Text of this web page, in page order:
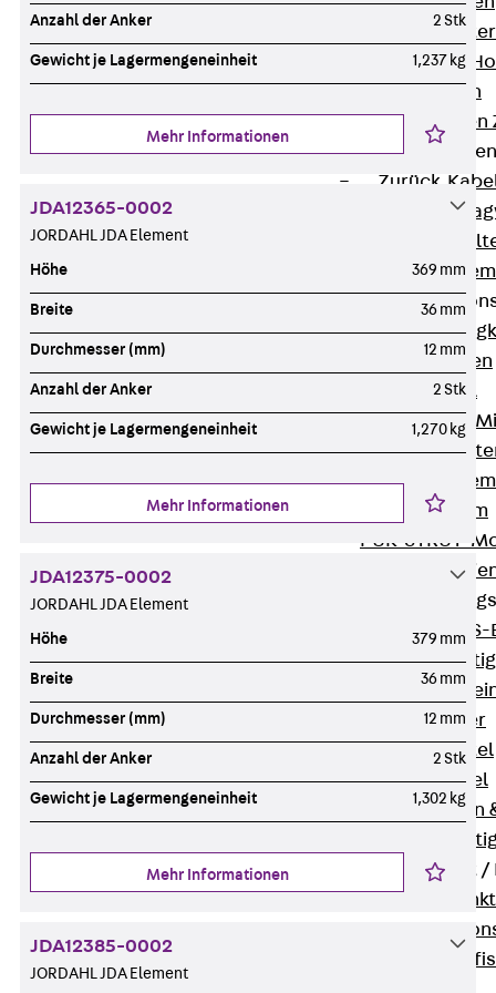
KH Kabelhalter
Hohlleiter-/
Kabelwannen
Kabelschellen
Zurück
KTW
KBH
Zurück
Wandkonsolen
Deckenbügel
Zentral- und
W-Profil-
U-Stiel-System
I-Stiel-System
PUK-STRUT-
C-Profil-
KTS-
Zurück
Dübel & Anker
Abhängemittel
Schraubmittel
Ankermuttern
Funktionserhalt
Anzahl der Anker 2 Stk
Gewicht je Lagermengeneinheit 1,237 kg
Mehr Informationen
JDA12365-0002
JORDAHL JDA Element
Höhe 369 mm
Breite 36 mm
Durchmesser (mm) 12 mm
Anzahl der Anker 2 Stk
Gewicht je Lagermengeneinheit 1,270 kg
Mehr Informationen
JDA12375-0002
JORDAHL JDA Element
Höhe 379 mm
Breite 36 mm
Durchmesser (mm) 12 mm
Anzahl der Anker 2 Stk
Gewicht je Lagermengeneinheit 1,302 kg
Mehr Informationen
JDA12385-0002
JORDAHL JDA Element